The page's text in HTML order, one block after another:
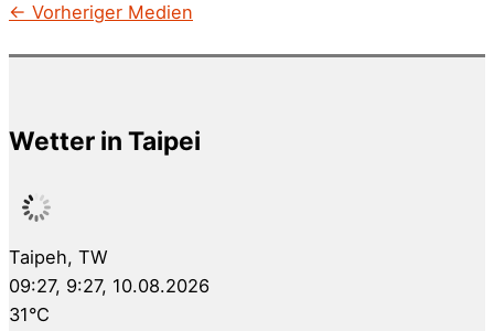
← Vorheriger Medien
Wetter in Taipei
Taipeh, TW
09:27, 9:27, 10.08.2026
31°C